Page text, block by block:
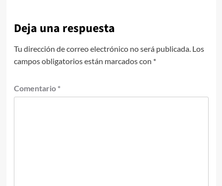
Deja una respuesta
Tu dirección de correo electrónico no será publicada. Los
campos obligatorios están marcados con *
Comentario *